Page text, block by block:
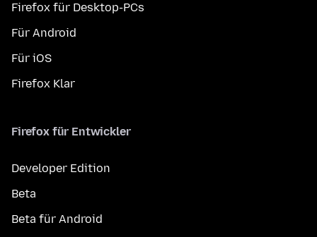
Firefox für Desktop-PCs
Für Android
Für iOS
Firefox Klar
Firefox für Entwickler
Developer Edition
Beta
Beta für Android